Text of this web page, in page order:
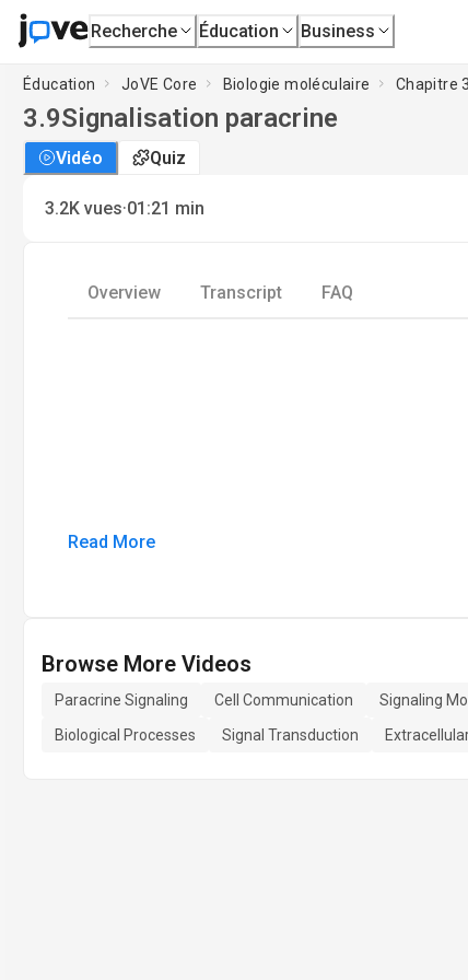
Recherche Éducation Business
Éducation JoVE Core Biologie moléculaire Chapitre
3.9Signalisation paracrine
Vidéo Quiz
3.2K vues·01:21 min
Overview Transcript FAQ
Read More
Browse More Videos
Paracrine Signaling Cell Communication Signaling
Biological Processes
Signal Transduction